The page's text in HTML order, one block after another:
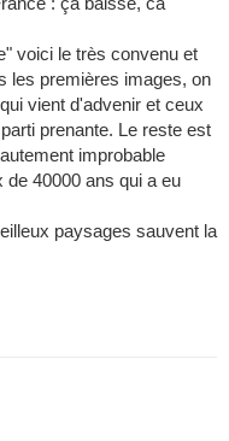
voici le très convenu et
les premières images, on
vient d'advenir et ceux
prenante. Le reste est
improbable
40000 ans qui a eu
paysages sauvent la